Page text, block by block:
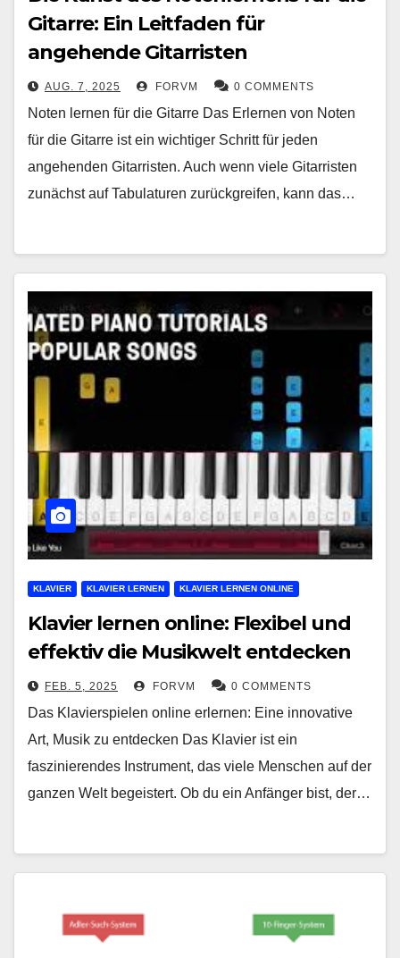
Gitarre: Ein Leitfaden für
angehende Gitarristen
AUG. 7, 2025 FORVM 0 COMMENTS
Noten lernen für die Gitarre Das Erlernen von Noten
für die Gitarre ist ein wichtiger Schritt für jeden
angehenden Gitarristen. Auch wenn viele Gitarristen
zunächst auf Tabulaturen zurückgreifen, kann das…
KLAVIER KLAVIER LERNEN KLAVIER LERNEN ONLINE
Klavier lernen online: Flexibel und
effektiv die Musikwelt entdecken
FEB. 5, 2025 FORVM 0 COMMENTS
Das Klavierspielen online erlernen: Eine innovative
Art, Musik zu entdecken Das Klavier ist ein
faszinierendes Instrument, das viele Menschen auf der
ganzen Welt begeistert. Ob du ein Anfänger bist, der…